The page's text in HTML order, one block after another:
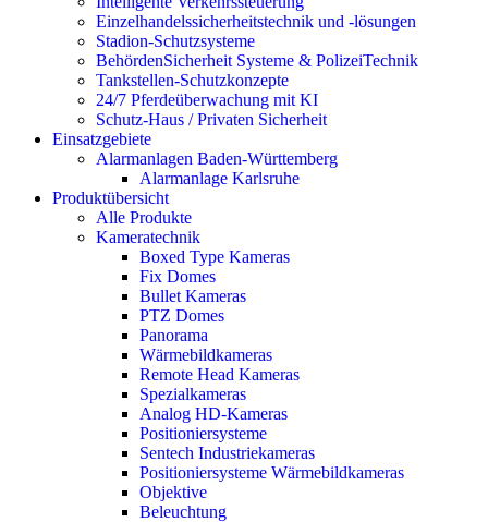
Einzelhandelssicherheitstechnik und -lösungen
Stadion-Schutzsysteme
BehördenSicherheit Systeme & PolizeiTechnik
Tankstellen-Schutzkonzepte​
24/7 Pferdeüberwachung mit KI
Schutz-Haus / Privaten Sicherheit
Einsatzgebiete
Alarmanlagen Baden-Württemberg
Alarmanlage Karlsruhe
Produktübersicht
Alle Produkte
Kameratechnik
Boxed Type Kameras
Fix Domes
Bullet Kameras
PTZ Domes
Panorama
Wärmebildkameras
Remote Head Kameras
Spezialkameras
Analog HD-Kameras
Positioniersysteme
Sentech Industriekameras
Positioniersysteme Wärmebildkameras
Objektive
Beleuchtung